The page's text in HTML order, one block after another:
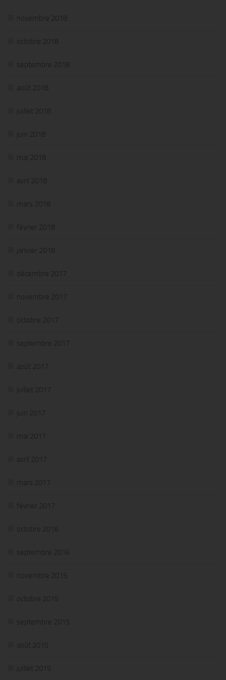
novembre 2018
octobre 2018
septembre 2018
août 2018
juillet 2018
juin 2018
mai 2018
avril 2018
mars 2018
février 2018
janvier 2018
décembre 2017
novembre 2017
octobre 2017
septembre 2017
août 2017
juillet 2017
juin 2017
mai 2017
avril 2017
mars 2017
février 2017
octobre 2016
septembre 2016
novembre 2015
octobre 2015
septembre 2015
août 2015
juillet 2015